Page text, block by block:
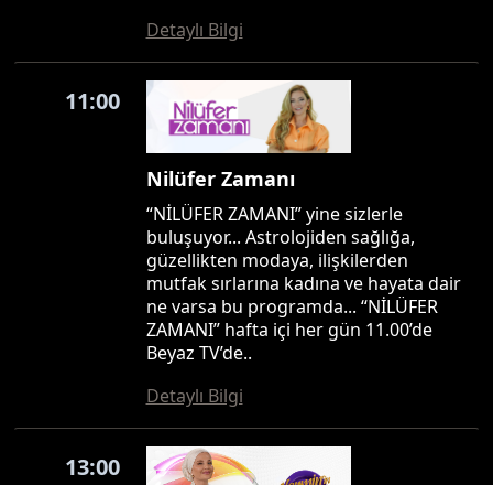
Detaylı Bilgi
11:00
Nilüfer Zamanı
“NİLÜFER ZAMANI” yine sizlerle
buluşuyor... Astrolojiden sağlığa,
güzellikten modaya, ilişkilerden
mutfak sırlarına kadına ve hayata dair
ne varsa bu programda... “NİLÜFER
ZAMANI” hafta içi her gün 11.00’de
Beyaz TV’de..
Detaylı Bilgi
13:00